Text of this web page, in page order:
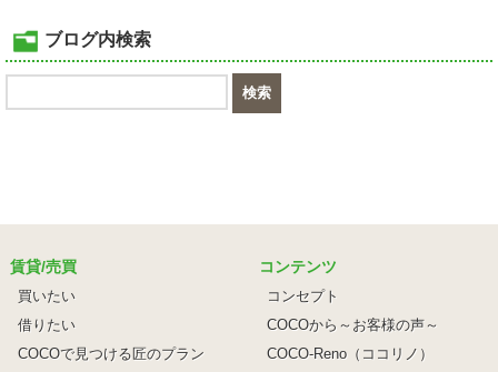
ブログ内検索
賃貸/売買
買いたい
借りたい
COCOで見つける匠のプラン
コンテンツ
コンセプト
COCOから～お客様の声～
COCO-Reno（ココリノ）